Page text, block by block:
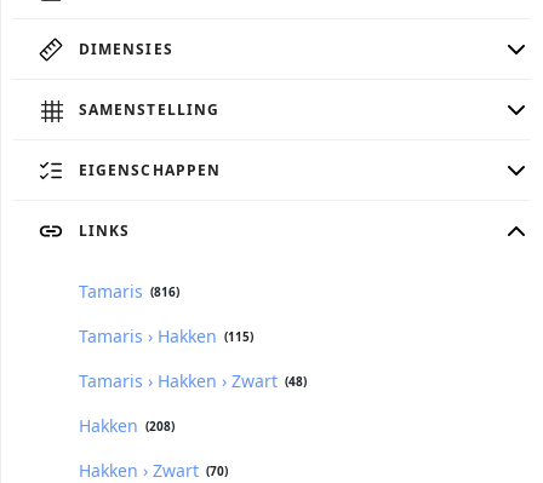
DIMENSIES
SAMENSTELLING
EIGENSCHAPPEN
LINKS
Tamaris (816)
Tamaris › Hakken (115)
Tamaris › Hakken › Zwart (48)
Hakken (208)
Hakken › Zwart (70)